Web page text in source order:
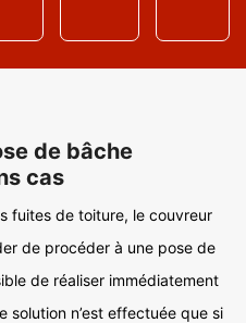
de bâche
cas
fuites de toiture, le couvreur
de procéder à une pose de
de réaliser immédiatement
n’est effectuée que si